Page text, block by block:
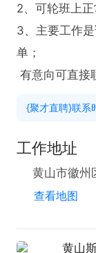
2、可轮班上
3、主要工作
单；
有意向可直接
{聚才直聘}联系
工作地址
黄山市徽州
查看地图
黄山